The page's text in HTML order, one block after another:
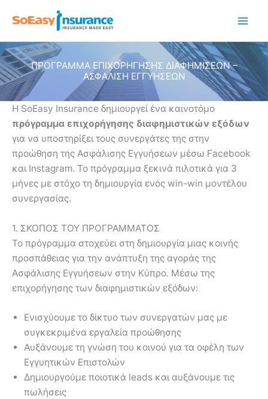
στο
ΠΡΟΓΡΑΜΜΑ ΕΠΙΧΟΡΗΓΗΣΗΣ ΔΙΑΦΗΜΙΣΕΩΝ –
ΑΣΦΑΛΙΣΗ ΕΓΓΥΗΣΕΩΝ
Η SoEasy Insurance δημιουργεί ένα καινοτόμο
πρόγραμμα επιχορήγησης διαφημιστικών εξόδων
για να υποστηρίξει τους συνεργάτες της στην
προώθηση της Ασφάλισης Εγγυήσεων μέσω Facebook
και Instagram. Το πρόγραμμα ξεκινά πιλοτικά για 3
μήνες με στόχο τη δημιουργία ενός win-win μοντέλου
συνεργασίας.
1. ΣΚΟΠΟΣ ΤΟΥ ΠΡΟΓΡΑΜΜΑΤΟΣ
Το πρόγραμμα στοχεύει στη δημιουργία μιας κοινής
προσπάθειας για την ανάπτυξη της αγοράς της
Ασφάλισης Εγγυήσεων στην Κύπρο. Μέσω της
επιχορήγησης των διαφημιστικών εξόδων:
Ενισχύουμε το δίκτυο των συνεργατών μας με
συγκεκριμένα εργαλεία προώθησης
Αυξάνουμε τη γνώση του κοινού για τα οφέλη των
Εγγυητικών Επιστολών
Δημιουργούμε ποιοτικά leads και αυξάνουμε τις
πωλήσεις